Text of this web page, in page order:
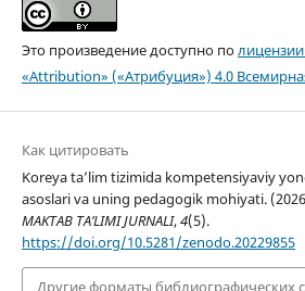
Это произведение доступно по
«Attribution» («Атрибуция») 4.0
Как цитировать
Koreya ta’lim tizimida kompetensiyaviy
asoslari va uning pedagogik mohiyati.
MAKTAB TA’LIMI JURNALI,4(5).
https://doi.org/10.5281/zenodo.20229855
Другие форматы библиографических